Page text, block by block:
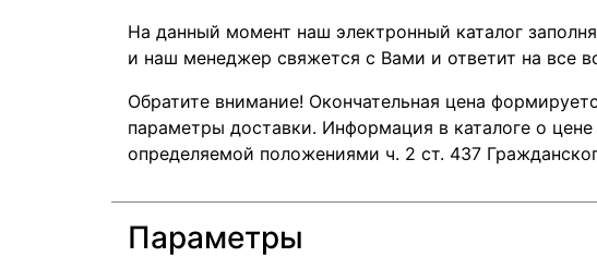
На данный момент наш электронный каталог
и наш менеджер свяжется с Вами и ответит на все
Обратите внимание! Окончательная цена
параметры доставки. Информация в каталоге о
определяемой положениями ч. 2 ст. 437
Параметры